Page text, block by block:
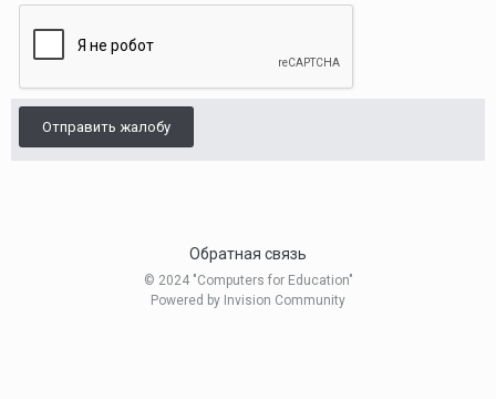
Отправить жалобу
Обратная связь
© 2024 "Computers for Education"
Powered by Invision Community